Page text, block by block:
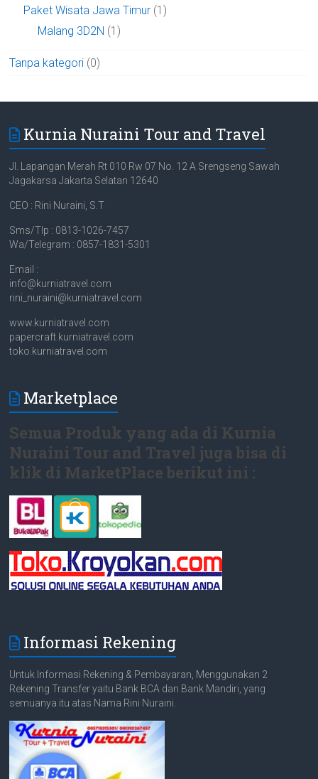
Paket Wisata Jawa Timur (1)
Malang 3D2N (1)
Tanpa kategori (0)
Kurnia Nuraini Tour and Travel
Jl. Lapangan Merah Rt 010 Rw 07 No. 12 A Srengseng Sawah
Jagakarsa Jakarta Selatan 12640
CEO : Rini Nuraini, S.T
Sms/Tlp : 0813-1026-7457
Wa/Telegram : 0857-1831-5301
Email :
info@kurniatravel.com
rini_nuraini@kurniatravel.com
www.kurniatravel.com
papercraft.kurniatravel.com
toko.kurniatravel.com
Marketplace
Semua Produk yang ada di Kurnia
Nuraini Tour and Travel juga bisa di
klik di MarketPlace berikut ini :
Informasi Rekening
Untuk Informasi Rekening & Pembayaran, Menggunakan 2
Rekening Transfer yaitu Bank BCA dan Bank Mandiri, yang
semuanya itu atas Nama Rini Nuraini.